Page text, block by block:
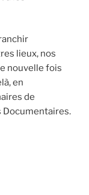
lieux, nos
nouvelle fois
en
de
Documentaires.